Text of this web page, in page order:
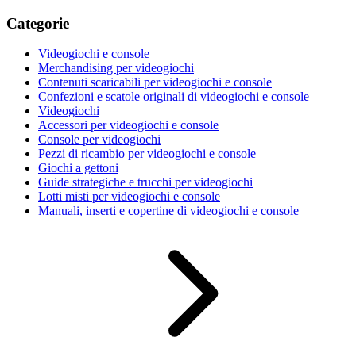
Categorie
Videogiochi e console
Merchandising per videogiochi
Contenuti scaricabili per videogiochi e console
Confezioni e scatole originali di videogiochi e console
Videogiochi
Accessori per videogiochi e console
Console per videogiochi
Pezzi di ricambio per videogiochi e console
Giochi a gettoni
Guide strategiche e trucchi per videogiochi
Lotti misti per videogiochi e console
Manuali, inserti e copertine di videogiochi e console